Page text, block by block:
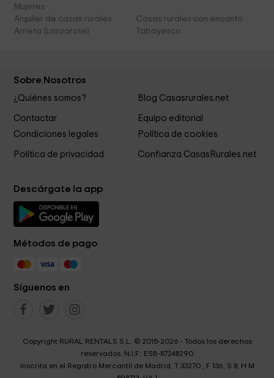
Mujeres
Alquiler de casas rurales
Arrieta (Lanzarote)
Casas rurales con encanto
Tabayesco
Sobre Nosotros
¿Quiénes somos? Blog Casasrurales.net
Contactar
Equipo editorial
Condiciones legales
Política de cookies
Política de privacidad Confianza CasasRurales.net
Descárgate la app
Métodos de pago
Síguenos en
Copyright RURAL RENTALS S.L. © 2015-2026 - Todos los derechos
reservados. N.I.F.: ESB-87248290
Inscrita en el Registro Mercantil de Madrid, T 33270 , F 136, S 8, H M